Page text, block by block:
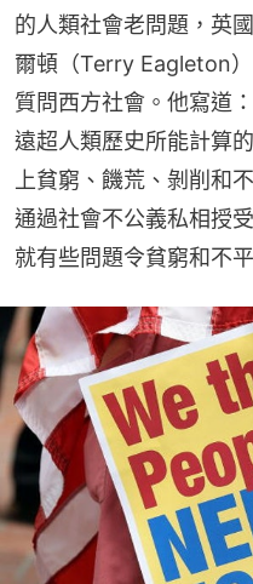
的人類社會老問題，英
爾頓（Terry Eagleton
質問西方社會。他寫道
遠超人類歷史所能計算
上貧窮、饑荒、剝削和
通過社會不公義私相授
就有些問題令貧窮和不